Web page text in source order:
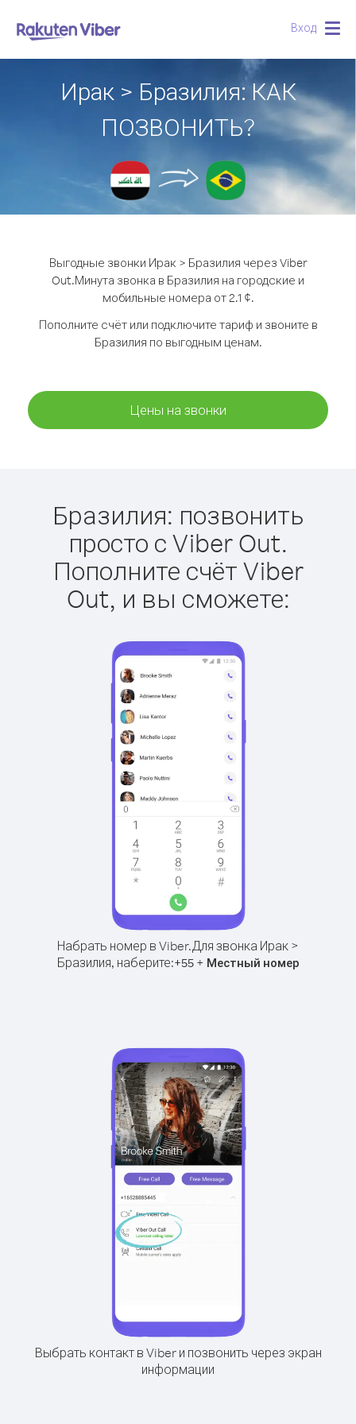
Вход
Ирак > Бразилия: КАК
ПОЗВОНИТЬ?
Выгодные звонки Ирак > Бразилия через Viber
Out.Минута звонка в Бразилия на городские и
мобильные номера от 2.1 ¢.
Пополните счёт или подключите тариф и звоните в
Бразилия по выгодным ценам.
Цены на звонки
Бразилия: позвонить
просто с Viber Out.
Пополните счёт Viber
Out, и вы сможете:
Набрать номер в Viber.Для звонка Ирак >
Бразилия, наберите:+55+ Местный номер
Выбрать контакт в Viber и позвонить через экран
информации